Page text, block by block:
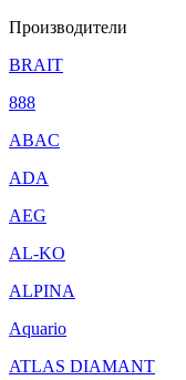
Производители
BRAIT
888
ABAC
ADA
AEG
AL-KO
ALPINA
Aquario
ATLAS DIAMANT